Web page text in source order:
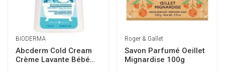
BIODERMA
Abcderm Cold Cream
Crème Lavante Bébé
Roger & Gallet
Savon Parfumé Oeillet
Mignardise 100g